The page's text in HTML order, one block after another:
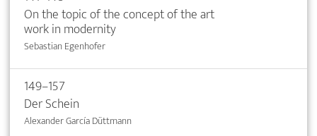
On the topic of the concept of the art
work in modernity
Sebastian Egenhofer
149–157
Der Schein
Alexander García Düttmann